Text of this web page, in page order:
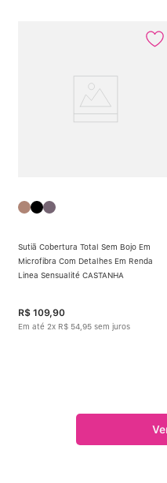
Sutiã Cobertura Total Sem Bojo Em
Microfibra Com Detalhes Em Renda
Linea Sensualité CASTANHA
R$ 109,90
Em até 2x R$ 54 95 sem juros